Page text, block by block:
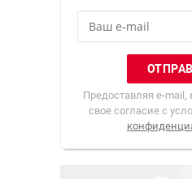
Предоставляя e-
свое согласие с